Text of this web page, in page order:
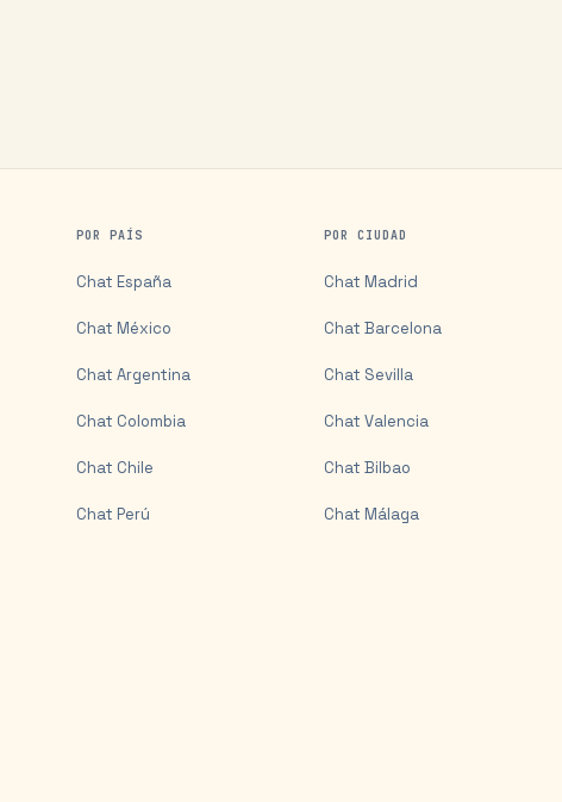
POR PAÍS
Chat España
Chat México
Chat Argentina
Chat Colombia
Chat Chile
Chat Perú
POR CIUDAD
Chat Madrid
Chat Barcelona
Chat Sevilla
Chat Valencia
Chat Bilbao
Chat Málaga